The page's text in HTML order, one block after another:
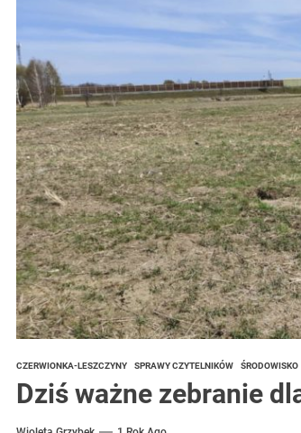
nieprzydatna do spożycia!!!
afer w ochronie zdrowia — czas zacząć
CZERWIONKA-LESZCZYNY SPRAWY CZYTELNIKÓW ŚRODOWISKO
Dziś ważne zebranie